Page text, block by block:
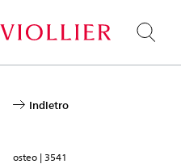
al
contenuto
Indietro
osteo | 3541